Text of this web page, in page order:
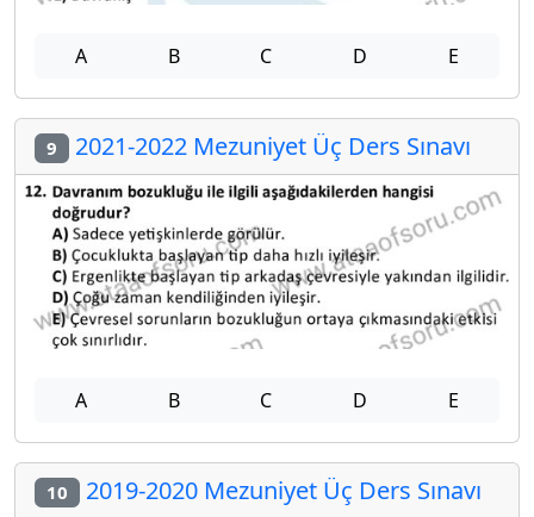
A B C D E
9 2021-2022 Mezuniyet Üç Ders Sınavı
A B C D E
10 2019-2020 Mezuniyet Üç Ders Sınavı